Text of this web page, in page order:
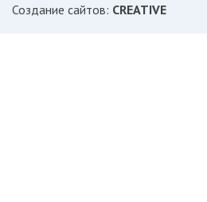
Создание сайтов: CREATIVE